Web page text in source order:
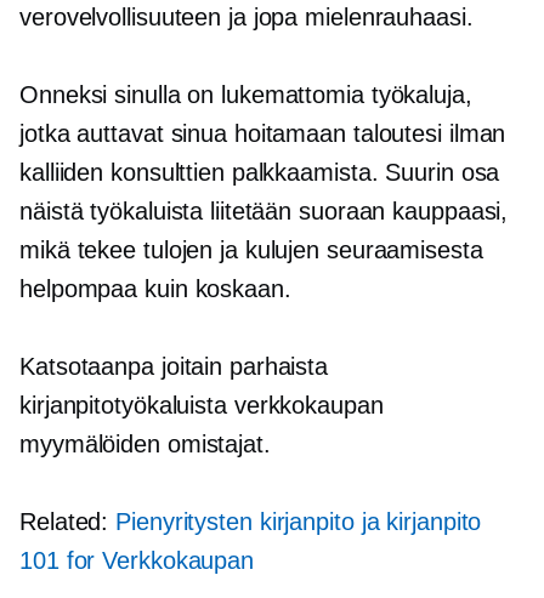
verovelvollisuuteen ja jopa mielenrauhaasi.
Onneksi sinulla on lukemattomia työkaluja,
jotka auttavat sinua hoitamaan taloutesi ilman
kalliiden konsulttien palkkaamista. Suurin osa
näistä työkaluista liitetään suoraan kauppaasi,
mikä tekee tulojen ja kulujen seuraamisesta
helpompaa kuin koskaan.
Katsotaanpa joitain parhaista
kirjanpitotyökaluista verkkokaupan
myymälöiden omistajat.
Related: Pienyritysten kirjanpito ja kirjanpito
101 forVerkkokaupan